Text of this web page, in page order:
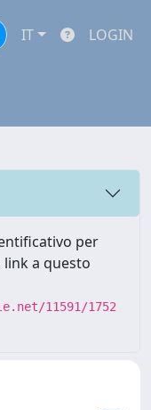
IT LOGIN
per
a questo
11591/1752